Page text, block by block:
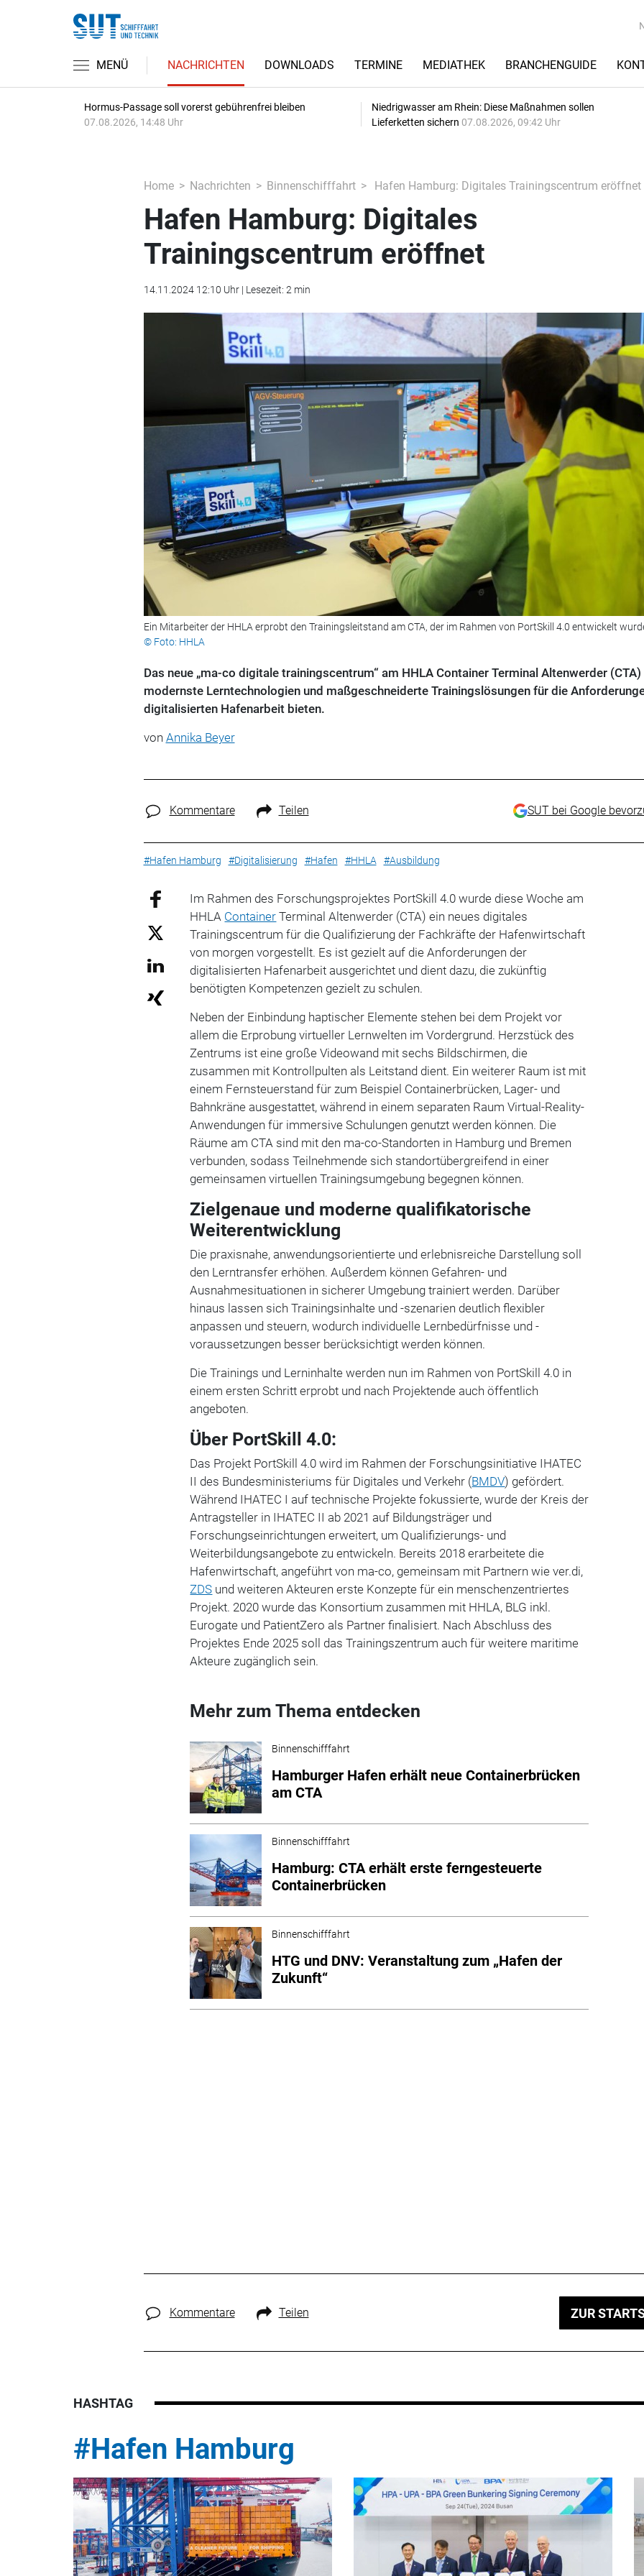
MENÜ NACHRICHTEN DOWNLOADS TERMINE MEDIATHEK BRANCHENGUIDE
Hormus-Passage soll vorerst gebührenfrei bleiben
07.08.2026, 14:48 Uhr
Niedrigwasser am Rhein: Diese Maßnahmen sollen
Lieferketten sichern 07.08.2026, 09:42 Uhr
Home Nachrichten Binnenschifffahrt Hafen Hamburg: Digitales Trainingscentrum eröffnet
Hafen Hamburg: Digitales
Trainingscentrum eröffnet
14.11.2024 12:10 Uhr | Lesezeit: 2 min
Ein Mitarbeiter der HHLA erprobt den Trainingsleitstand am CTA, der im Rahmen von PortSkill 4.0 entwickelt
© Foto: HHLA
Das neue „ma-co digitale trainingscentrum“ am HHLA Container Terminal Altenwerder
modernste Lerntechnologien und maßgeschneiderte Trainingslösungen für die
digitalisierten Hafenarbeit bieten.
von Annika Beyer
Kommentare Teilen SUT bei Google
#Hafen Hamburg #Digitalisierung #Hafen #HHLA #Ausbildung
Im Rahmen des Forschungsprojektes PortSkill 4.0 wurde diese Woche am
HHLA Container Terminal Altenwerder (CTA) ein neues digitales
Trainingscentrum für die Qualifizierung der Fachkräfte der Hafenwirtschaft
von morgenvorgestellt. Es ist gezielt auf die Anforderungen der
digitalisierten Hafenarbeit ausgerichtet und dient dazu, die zukünftig
benötigten Kompetenzen gezielt zu schulen.
Neben der Einbindung haptischer Elemente stehen bei dem Projekt vor
allem die Erprobung virtueller Lernwelten im Vordergrund. Herzstück des
Zentrums ist eine große Videowand mit sechs Bildschirmen, die
zusammen mit Kontrollpulten als Leitstand dient. Ein weiterer Raum ist mit
einem Fernsteuerstand für zum Beispiel Containerbrücken, Lager- und
Bahnkräne ausgestattet, während in einem separaten Raum Virtual-Reality-
Anwendungen für immersive Schulungen genutzt werden können. Die
Räume am CTA sind mit den ma-co-Standorten in Hamburg und Bremen
verbunden, sodass Teilnehmende sich standortübergreifend in einer
gemeinsamen virtuellen Trainingsumgebung begegnen können.
Zielgenaue und moderne qualifikatorische
Weiterentwicklung
Die praxisnahe, anwendungsorientierte und erlebnisreiche Darstellung soll
den Lerntransfer erhöhen. Außerdem können Gefahren- und
Ausnahmesituationen in sicherer Umgebung trainiert werden. Darüber
hinaus lassen sich Trainingsinhalte und -szenarien deutlich flexibler
anpassen und steuern, wodurch individuelle Lernbedürfnisse und -
voraussetzungen besser berücksichtigt werden können.
Die Trainings und Lerninhalte werden nun im Rahmen von PortSkill 4.0 in
einem ersten Schritt erprobt und nach Projektende auch öffentlich
angeboten.
Über PortSkill 4.0:
Das Projekt PortSkill 4.0 wird im Rahmen der Forschungsinitiative IHATEC
II des Bundesministeriums für Digitales und Verkehr (BMDV) gefördert.
Während IHATEC I auf technische Projekte fokussierte, wurde der Kreis der
Antragsteller in IHATEC II ab 2021 auf Bildungsträger und
Forschungseinrichtungen erweitert, um Qualifizierungs- und
Weiterbildungsangebote zu entwickeln. Bereits 2018 erarbeitete die
Hafenwirtschaft, angeführt von ma-co, gemeinsam mit Partnern wie ver.di,
ZDS und weiteren Akteuren erste Konzepte für ein menschenzentriertes
Projekt. 2020 wurde das Konsortium zusammen mit HHLA, BLG inkl.
Eurogate und PatientZero als Partner finalisiert. Nach Abschluss des
Projektes Ende 2025 soll das Trainingszentrum auch für weitere maritime
Akteure zugänglich sein.
Mehr zum Thema entdecken
Binnenschifffahrt
Hamburger Hafen erhält neue Containerbrücken
am CTA
Binnenschifffahrt
Hamburg: CTA erhält erste ferngesteuerte
Containerbrücken
Binnenschifffahrt
HTG und DNV: Veranstaltung zum „Hafen der
Zukunft“
Kommentare Teilen ZUR
HASHTAG
#Hafen Hamburg